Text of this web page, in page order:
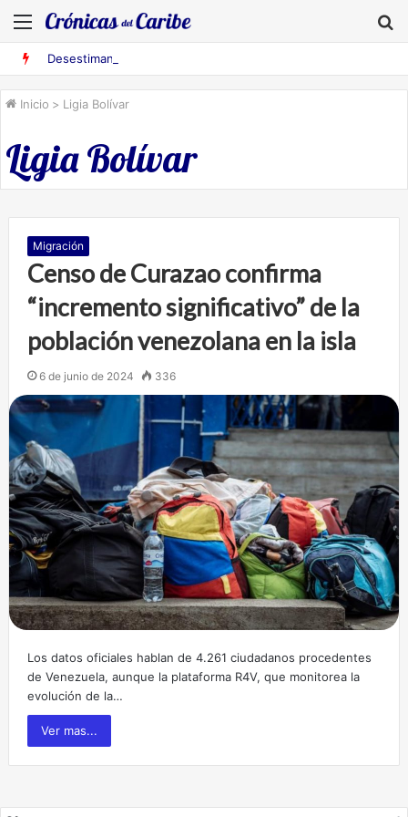
Menú
Inicio > Ligia Bolívar
Ligia Bolívar
Migración
Censo de Curazao confirma
“incremento significativo” de la
población venezolana en la isla
6 de junio de 2024 336
Los datos oficiales hablan de 4.261 ciudadanos procedentes
de Venezuela, aunque la plataforma R4V, que monitorea la
evolución de la…
Ver mas...